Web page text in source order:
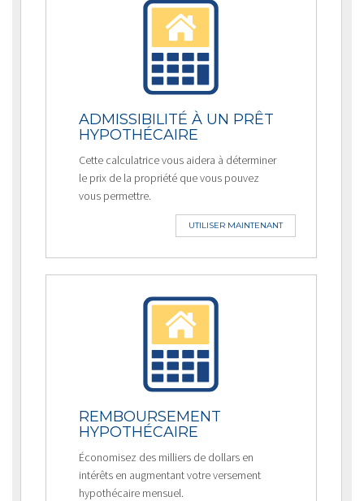
ADMISSIBILITÉ À UN PRÊT
HYPOTHÉCAIRE
Cette calculatrice vous aidera à déterminer
le prix de la propriété que vous pouvez
vous permettre.
UTILISER MAINTENANT
REMBOURSEMENT
HYPOTHÉCAIRE
Économisez des milliers de dollars en
intérêts en augmentant votre versement
hypothécaire mensuel.